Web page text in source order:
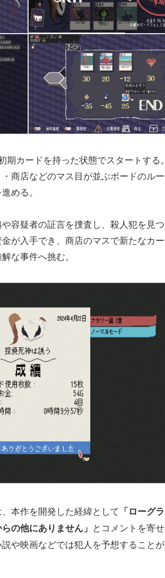
カードを持った状態でスタートする。
商店などのマス目が並ぶボードのルー
める。
容疑者の証言を捜査し、殺人犯を見つ
が入手でき、商店のマスで新たなカー
な事件へ挑む。
本作を開発した経緯として 「ローグラ
の他にありません」 とコメントを寄せ
や映画などでは犯人を予想することが